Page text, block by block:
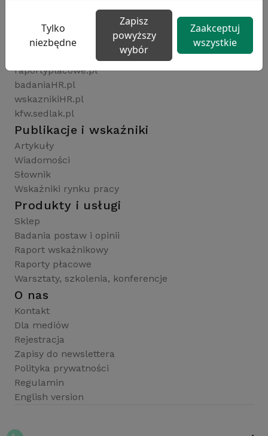
Rynekpracy.pl
sedlak.pl
raportyplacowe.pl
badaniaHR.pl
wskaznikiHR.pl
kfw.sedlak.pl
Publikacje i wskaźniki
Artykuły
Wiadomości
Słownik
Wskaźniki rynku pracy
Produkty i usługi
Sklep
Badania postaw i opinii
Raport wskaźnikowy
Raporty płacowe
Warsztaty, szkolenia, konferencje
O nas
Kontakt
Dla mediów
Rejestracja
Zapisy do newslettera
Polityka prywatności
Regulamin
English version
Tylko
niezbędne
Zapisz
powyższy
wybór
Zaakceptuj
wszystkie